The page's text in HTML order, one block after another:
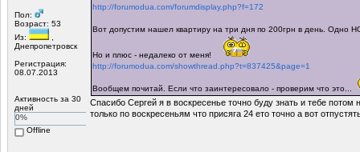
Пол:
Возраст: 53
Из:
Днепропетровск
Регистрация:
08.07.2013
Активность за 30
дней
0%
Offline
http://forumodua.com/forumdisplay.php?f=172
Вот допустим нашел квартиру на три дня по 200грн в день. Одно
Но и плюс - недалеко от меня!
http://forumodua.com/showthread.php?t=837425&page=1
Вообщем почитай. Если что заинтересовало - проверим что это...
Спасибо Сергей я в воскресенье точно буду знать и тебе
только по воскресеньям что присяга 24 ето точно а вот